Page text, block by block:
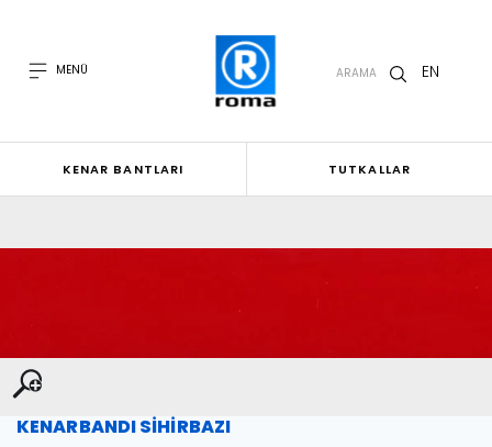
MENÜ ARAMA EN
KENAR BANTLARI TUTKALLAR
KENARBANDI SİHİRBAZI